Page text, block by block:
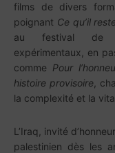
films de divers
poignant Ce qu’il
au festival de
expérimentaux, en
comme Pour
histoire provisoire ,
la complexité et la
L’Iraq, invité
palestinien dès les